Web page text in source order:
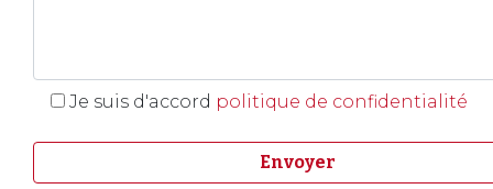
Je suis d'accord politique de confidentialité